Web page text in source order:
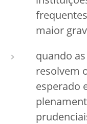
maior
quando
resolvem
esperado